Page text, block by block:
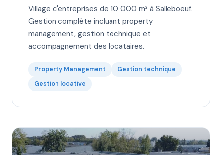
Village d'entreprises de 10 000 m² à Salleboeuf.
Gestion complète incluant property
management, gestion technique et
accompagnement des locataires.
Property Management
Gestion technique
Gestion locative